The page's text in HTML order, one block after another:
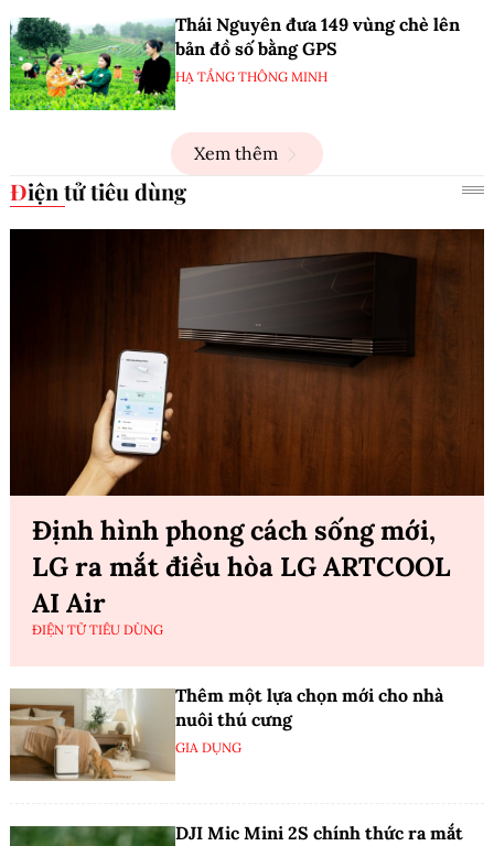
Thái Nguyên đưa 149 vùng chè lên
bản đồ số bằng GPS
HẠ TẦNG THÔNG MINH
Xem thêm
Điện tử tiêu dùng
Định hình phong cách sống mới,
LG ra mắt điều hòa LG ARTCOOL
AI Air
ĐIỆN TỬ TIÊU DÙNG
Thêm một lựa chọn mới cho nhà
nuôi thú cưng
GIA DỤNG
DJI Mic Mini 2S chính thức ra mắt